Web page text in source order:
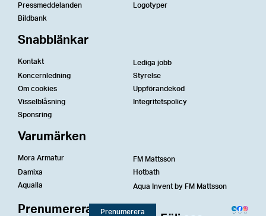
Pressmeddelanden
Logotyper
Bildbank
Snabblänkar
Kontakt
Lediga jobb
Koncernledning
Styrelse
Om cookies
Uppförandekod
Visselblåsning
Integritetspolicy
Sponsring
Varumärken
Mora Armatur
FM Mattsson
Damixa
Hotbath
Aqualla
Aqua Invent by FM Mattsson
Prenumerera
Prenumerera